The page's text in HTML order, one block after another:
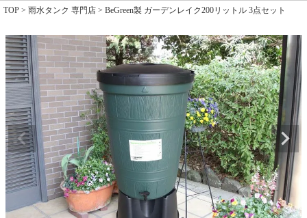
TOP 雨水タンク 専門店 BeGreen製 ガーデンレイク200リットル 3点セット